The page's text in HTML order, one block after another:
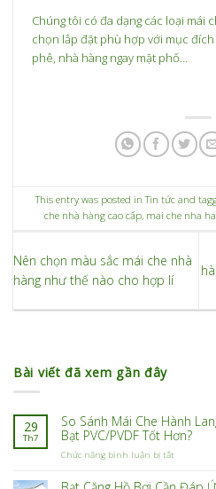
Bài viết đã xem gần đây
29
Th7
So Sánh Mái Che Hành
Bạt PVC/PVDF Tốt Hơn?
Chức năng bình luận bị tắtở
Sánh
Chúng tôi có đa dạng các loại mái
chọn lắp đặt phù hợp với mục
phê, nhà hàng ngay mặt phố…
This entry was posted inTin tức and
che nhà hàng cao cấp, mai che nha
Nên chọn màu sắc mái che nhà
hàng như thế nào cho hợp lí